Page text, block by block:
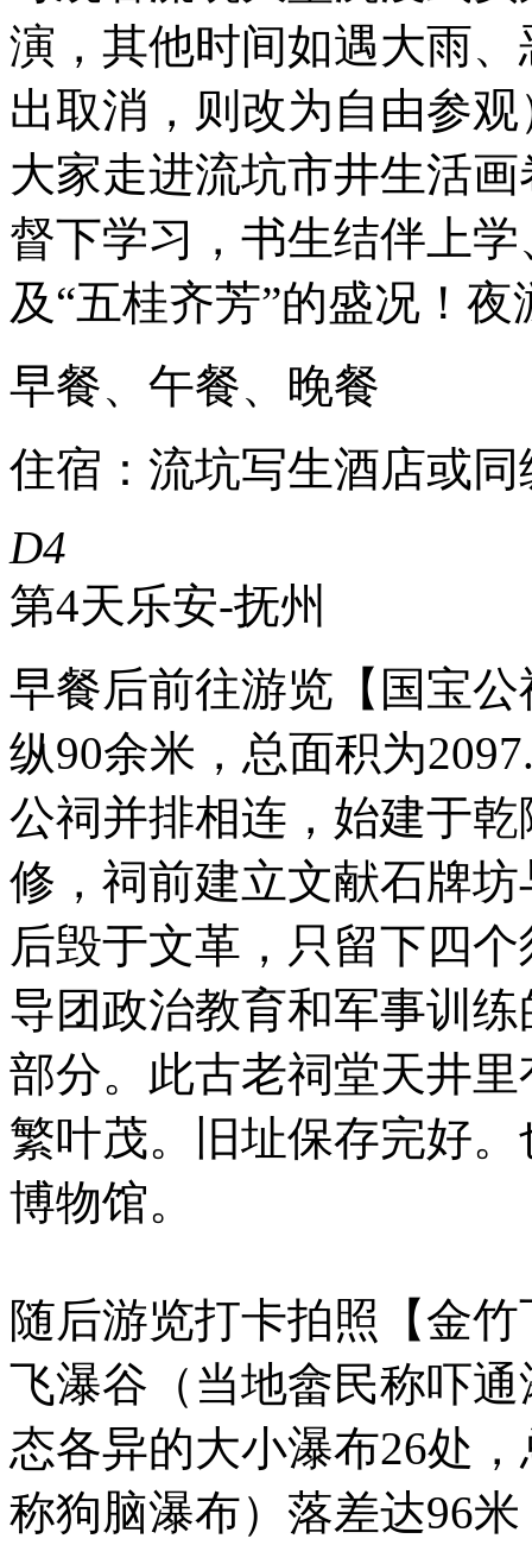
演，其他时间如遇大雨
出取消，则改为自由参
大家走进流坑市井生活
督下学习，书生结伴上
及“五桂齐芳”的盛况！
早餐、午餐、晚餐
住宿：流坑写生酒店或同
D4
第4天乐安-抚州
早餐后前往游览【国宝
纵90余米，总面积为
公祠并排相连，始建于
修，祠前建立文献石牌
后毁于文革，只留下四
导团政治教育和军事训
部分。此古老祠堂天井
繁叶茂。旧址保存完好
博物馆。
随后游览打卡拍照【金
飞瀑谷（当地畲民称吓
态各异的大小瀑布26处
称狗脑瀑布）落差达96